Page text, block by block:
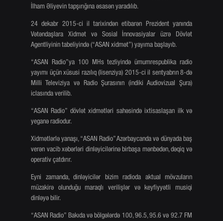
İlham Əliyevin tapşırığına əsasən yaradılıb.
24 dekabr 2015-ci il tarixindən etibarən Prezident yanında
Vətəndaşlara Xidmət və Sosial İnnovasiyalar üzrə Dövlət
Agentliyinin tabeliyində (“ASAN xidmət”) yayıma başlayıb.
“ASAN Radio”ya 100 MHs tezliyində ümumrespublika radio
yayımı üçün xüsusi razılıq (lisenziya) 2015-ci il sentyabrın 8-də
Milli Televiziya və Radio Şurasının (indiki Audiovizual Şura)
iclasında verilib.
“ASAN Radio” dövlət xidmətləri sahəsində ixtisaslaşan ilk və
yeganə radiodur.
Xidmətlərlə yanaşı, “ASAN Radio” Azərbaycanda və dünyada baş
verən vacib xəbərləri dinləyicilərinə birbaşa mənbədən, dəqiq və
operativ çatdırır.
Eyni zamanda, dinləyicilər bizim radioda aktual mövzuların
müzakirə olunduğu maraqlı verilişlər və keyfiyyətli musiqi
dinləyə bilir.
“ASAN Radio” Bakıda və bölgələrdə 100, 96.5, 95.6 və 92.7 FM